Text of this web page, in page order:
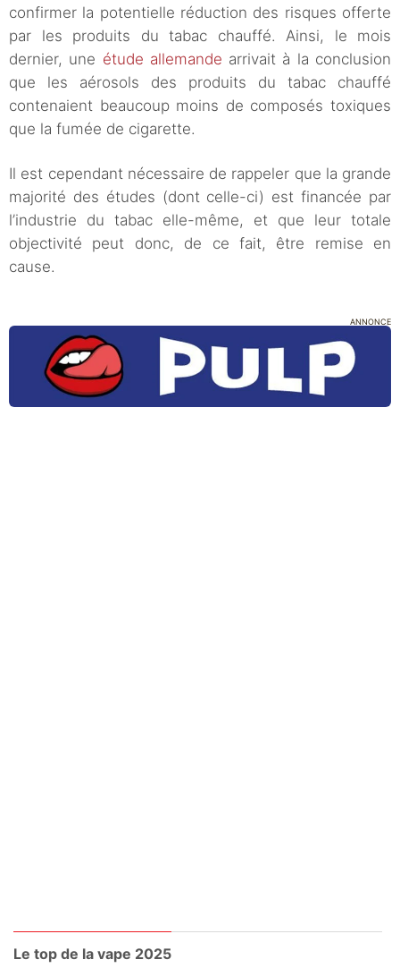
confirmer la potentielle réduction des risques offerte
par les produits du tabac chauffé. Ainsi, le mois
dernier, une étude allemande arrivait à la conclusion
que les aérosols des produits du tabac chauffé
contenaient beaucoup moins de composés toxiques
que la fumée de cigarette.
Il est cependant nécessaire de rappeler que la grande
majorité des études (dont celle-ci) est financée par
l’industrie du tabac elle-même, et que leur totale
objectivité peut donc, de ce fait, être remise en
cause.
ANNONCE
Le top de la vape 2025